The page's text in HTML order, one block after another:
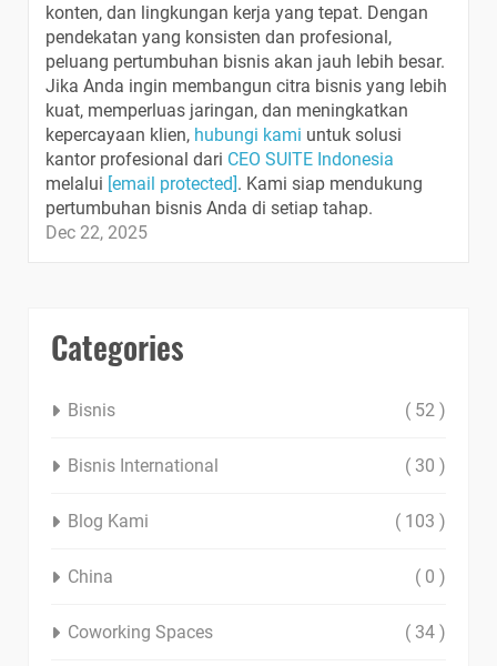
konten, dan lingkungan kerja yang tepat. Dengan
pendekatan yang konsisten dan profesional,
peluang pertumbuhan bisnis akan jauh lebih besar.
Jika Anda ingin membangun citra bisnis yang lebih
kuat, memperluas jaringan, dan meningkatkan
kepercayaan klien, hubungi kami untuk solusi
kantor profesional dari CEO SUITE Indonesia
melalui [email protected]. Kami siap mendukung
pertumbuhan bisnis Anda di setiap tahap.
Dec 22, 2025
Categories
Bisnis ( 52 )
Bisnis International ( 30 )
Blog Kami ( 103 )
China ( 0 )
Coworking Spaces ( 34 )